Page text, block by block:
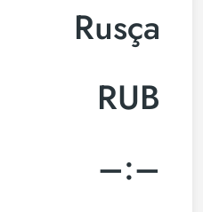
Rusça
RUB
–:–